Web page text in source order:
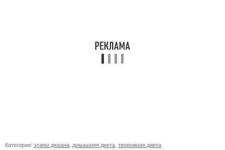
Категории: этапы дюкана, домашняя диета, творожная диета